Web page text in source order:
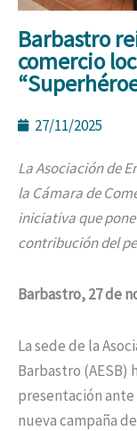
Barbastro
comercio
27/11/2025
La Asociación de
la Cámara de
iniciativa que
contribución del
Barbastro, 27 de
La sede de la
Barbastro (AESB)
presentación
nueva campaña